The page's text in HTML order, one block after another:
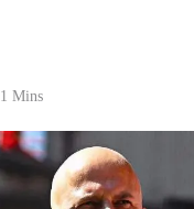
1 Mins